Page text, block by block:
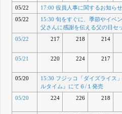
05/22
17:00 役員人事に関するお知らせ
05/22
15:30 旬をすぐに、季節やイベ
父さんに感謝を伝える父の日セ
05/22
217 218 214
05/21
220 224 217
05/20
15:30 フジッコ「ダイズライス
ルタイム』にて６/１発売
05/20
224 226 218